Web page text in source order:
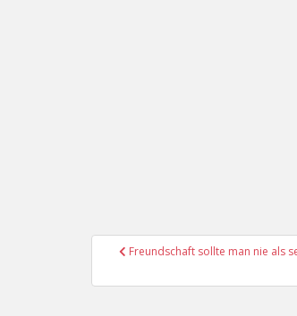
Freundschaft sollte man nie als